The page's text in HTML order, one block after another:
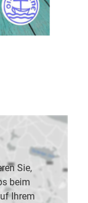
Sie,
beim
Ihrem